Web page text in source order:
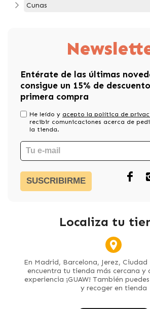
Cunas
Entérate de las últimas
consigue un 15% de
primera compra
He leído y acepto la política de
recibir comunicaciones acerca de
la tienda.
SUSCRIBIRME
Localiza tu
En Madrid, Barcelona, Jerez, Ciudad
encuentra tu tienda más cercana y
experiencia ¡GUAW! También
y recoger en tienda